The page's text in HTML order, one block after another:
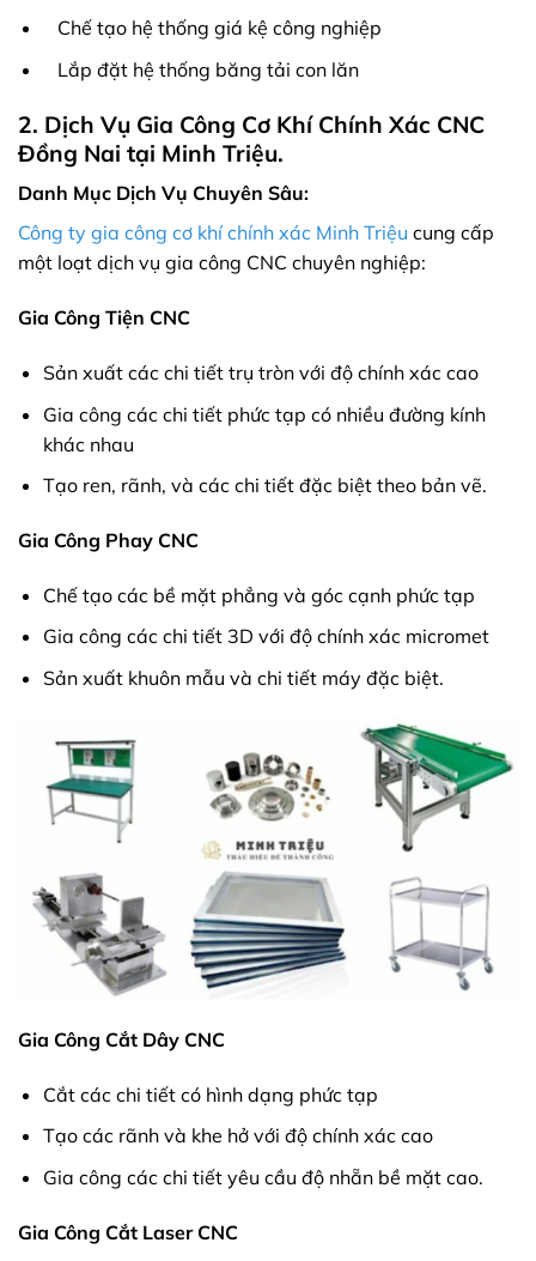
Chế tạo hệ thống giá kệ công nghiệp
Lắp đặt hệ thống băng tải con lăn
2. Dịch Vụ Gia Công Cơ Khí Chính Xác CNC
Đồng Nai tại Minh Triệu.
Danh Mục Dịch Vụ Chuyên Sâu:
Công ty gia công cơ khí chính xác Minh Triệu cung cấp
một loạt dịch vụ gia công CNC chuyên nghiệp:
Gia Công Tiện CNC
Sản xuất các chi tiết trụ tròn với độ chính xác cao
Gia công các chi tiết phức tạp có nhiều đường kính
khác nhau
Tạo ren, rãnh, và các chi tiết đặc biệt theo bản vẽ.
Gia Công Phay CNC
Chế tạo các bề mặt phẳng và góc cạnh phức tạp
Gia công các chi tiết 3D với độ chính xác micromet
Sản xuất khuôn mẫu và chi tiết máy đặc biệt.
Gia Công Cắt Dây CNC
Cắt các chi tiết có hình dạng phức tạp
Tạo các rãnh và khe hở với độ chính xác cao
Gia công các chi tiết yêu cầu độ nhẵn bề mặt cao.
Gia Công Cắt Laser CNC